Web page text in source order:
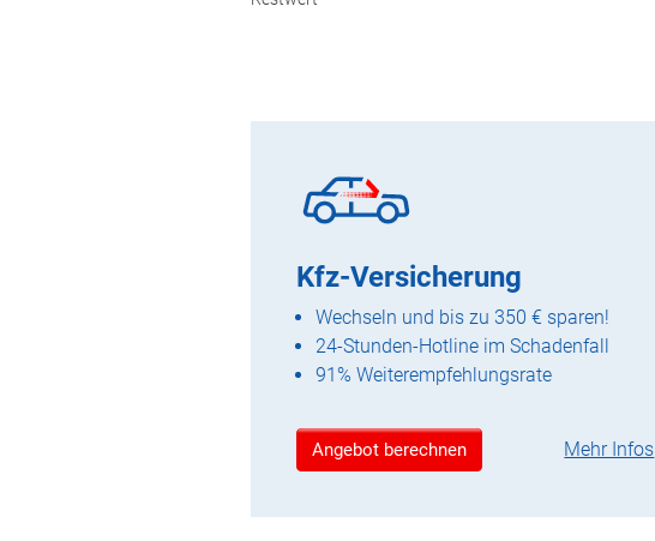
Kfz-Versicherung
Wechseln und bis zu 350 € sparen!
24-Stunden-Hotline im Schadenfall
91% Weiterempfehlungsrate
Angebot berechnen Mehr Infos